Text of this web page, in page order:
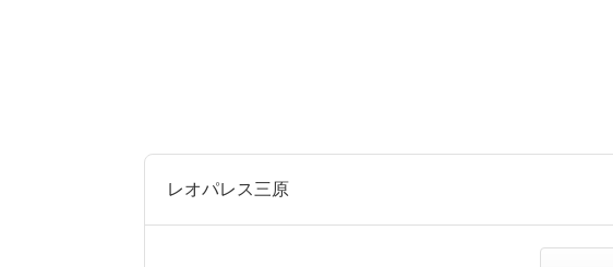
レオパレス三原